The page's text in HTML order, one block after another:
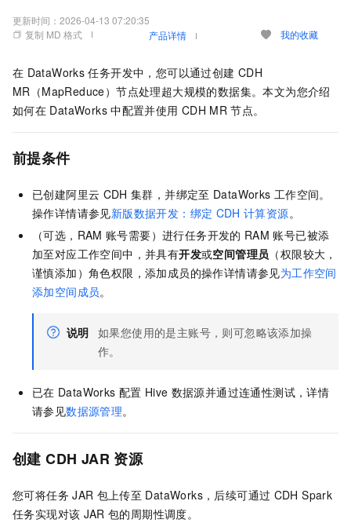
更新时间： 2026-04-13 07:20:35
复制 MD 格式
产品详情 我的收藏
在 DataWorks 任务开发中，您可以通过创建 CDH
MR（MapReduce）节点处理超大规模的数据集。本文为您介绍
如何在 DataWorks 中配置并使用 CDH MR 节点。
前提条件
已创建阿里云 CDH 集群，并绑定至 DataWorks 工作空间。
操作详情请参见新版数据开发：绑定 CDH 计算资源。
（可选，RAM 账号需要）进行任务开发的 RAM 账号已被添
加至对应工作空间中，并具有开发或空间管理员 （权限较大，
谨慎添加）角色权限，添加成员的操作详情请参见为工作空间
添加空间成员。
说明 如果您使用的是主账号，则可忽略该添加操
作。
已在 DataWorks 配置 Hive 数据源并通过连通性测试，详情
请参见数据源管理。
创建 CDH JAR 资源
您可将任务 JAR 包上传至 DataWorks，后续可通过 CDH Spark
任务实现对该 JAR 包的周期性调度。